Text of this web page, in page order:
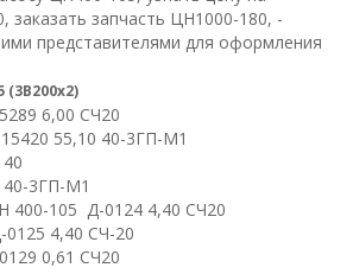
заказать запчасть ЦН1000-180, -
представителями для оформления
(3В200х2)
6,00 СЧ20
55,10 40-3ГП-М1
3ГП-М1
400-105 Д-0124 4,40 СЧ20
4,40 СЧ-20
0,61 СЧ20